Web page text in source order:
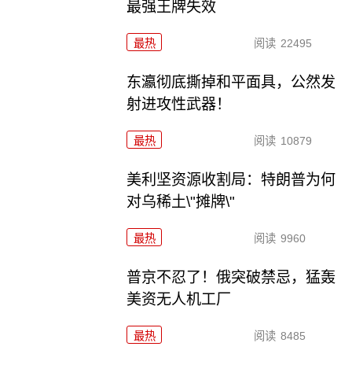
最强王牌失效
最热 阅读 22495
东瀛彻底撕掉和平面具，公然发
射进攻性武器！
最热 阅读 10879
美利坚资源收割局：特朗普为何
对乌稀土\"摊牌\"
最热 阅读 9960
普京不忍了！俄突破禁忌，猛轰
美资无人机工厂
最热 阅读 8485